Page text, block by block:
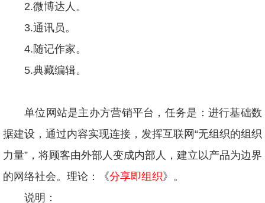
2.微博达人。
3.通讯员。
4.随记作家。
5.典藏编辑。
单位网站是主办方营销平台，任务是：进行基础数
据建设，通过内容实现连接，发挥互联网“无组织的组织
力量”，将顾客由外部人变成内部人，建立以产品为边界
的网络社会。理论：《分享即组织》。
说明：